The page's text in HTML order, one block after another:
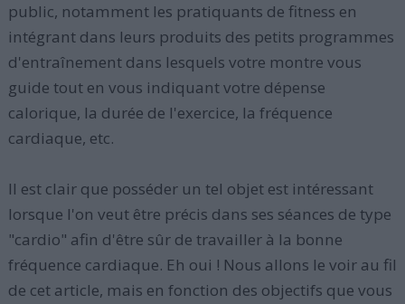
public, notamment les pratiquants de fitness en
intégrant dans leurs produits des petits programmes
d'entraînement dans lesquels votre montre vous
guide tout en vous indiquant votre dépense
calorique, la durée de l'exercice, la fréquence
cardiaque, etc.
Il est clair que posséder un tel objet est intéressant
lorsque l'on veut être précis dans ses séances de type
"cardio" afin d'être sûr de travailler à la bonne
fréquence cardiaque. Eh oui ! Nous allons le voir au fil
de cet article, mais en fonction des objectifs que vous